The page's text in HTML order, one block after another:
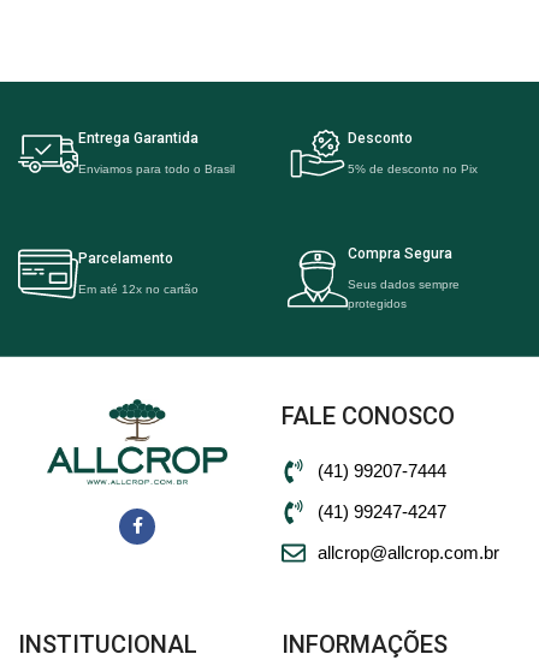
Entrega Garantida
Enviamos para todo o Brasil
Desconto
5% de desconto no Pix
Parcelamento
Em até 12x no cartão
Compra Segura
Seus dados sempre
protegidos
FALE CONOSCO
(41) 99207-7444
(41) 99247-4247
allcrop@allcrop.com.br
INSTITUCIONAL INFORMAÇÕES